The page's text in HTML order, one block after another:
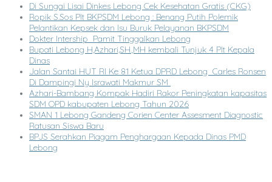
Di Sungai Lisai Dinkes Lebong Cek Kesehatan Gratis (CKG)
Ropik S.Sos Plt BKPSDM Lebong : Benang Putih Polemik
Pelantikan Kepsek dan Isu Buruk Pelayanan BKPSDM
Dokter Intership Pamit Tinggalkan Lebong
Bupati Lebong H,Azhari,SH.,MH kembali Tunjuk 4 Plt Kepala
Dinas
Jalan Santai HUT RI Ke 81 Ketua DPRD Lebong Carles Ronsen
Di Dampingi Ny Israwati Makmur SM
Azhari-Bambang Kompak Hadiri Rakor Peningkatan kapasitas
SDM OPD kabupaten Lebong Tahun 2026
SMAN 1 Lebong Gandeng Corien Center Assesment Diagnostic
Ratusan Siswa Baru
BPJS Serahkan Piagam Penghargaan Kepada Dinas PMD
Lebong